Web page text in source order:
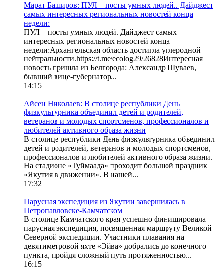
Марат Баширов: ПУЛ – посты умных людей.. Дайджест
самых интересных региональных новостей конца
недели:
ПУЛ – посты умных людей. Дайджест самых
интересных региональных новостей конца
недели:Архангельская область достигла углеродной
нейтральности.https://t.me/ecolog29/26828Интересная
новость пришла из Белгорода: Александр Шуваев,
бывший вице-губернатор...
14:15
Айсен Николаев: В столице республики День
физкультурника объединил детей и родителей,
ветеранов и молодых спортсменов, профессионалов и
любителей активного образа жизни
В столице республики День физкультурника объединил
детей и родителей, ветеранов и молодых спортсменов,
профессионалов и любителей активного образа жизни.
На стадионе «Туймаада» проходит большой праздник
«Якутия в движении». В нашей...
17:32
Парусная экспедиция из Якутии завершилась в
Петропавловске-Камчатском
В столице Камчатского края успешно финишировала
парусная экспедиция, посвященная маршруту Великой
Северной экспедиции. Участники плавания на
девятиметровой яхте «Эйва» добрались до конечного
пункта, пройдя сложный путь протяженностью...
16:15